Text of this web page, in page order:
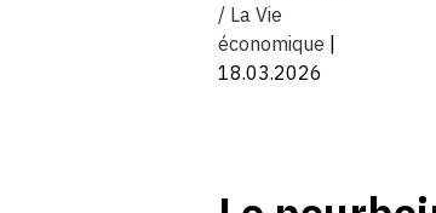
/ La Vie
économique
18.03.2026